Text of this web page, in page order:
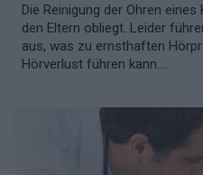
Die Reinigung der Ohren
den Eltern obliegt. Leider
aus, was zu ernsthaften
Hörverlust führen kann....